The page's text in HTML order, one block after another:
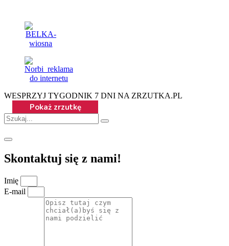
WESPRZYJ TYGODNIK 7 DNI NA ZRZUTKA.PL
Skontaktuj się z nami!
Imię
E-mail